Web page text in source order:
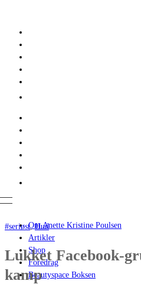
Om Anette Kristine Poulsen
Artikler
Shop
Foredrag
Beautyspace Boksen
#seriøst,Hud
Lukket Facebook-
kamp